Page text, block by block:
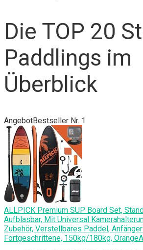
Die TOP 20
Paddlings im
Überblick
AngebotBestseller Nr. 1
ALLPICK Premium SUP Board Set,
Aufblasbar, Mit Universal
Zubehör, Verstellbares Paddel, Anfänger
Fortgeschrittene, 150kg/180kg,